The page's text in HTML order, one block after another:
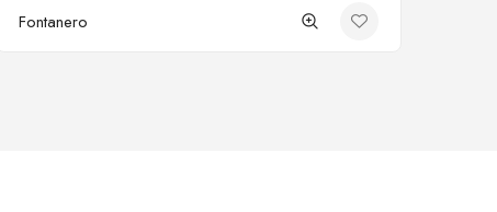
Fontanero